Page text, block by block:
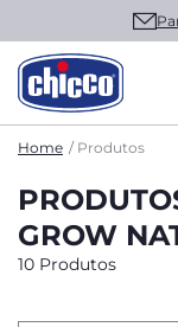
Home Produtos
GROW
10 Produtos